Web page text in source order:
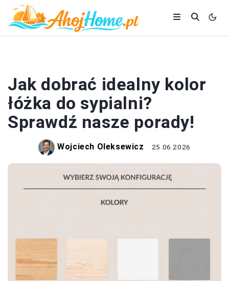
Jak dobrać idealny kolor
łóżka do sypialni?
Sprawdź nasze porady!
Wojciech Oleksewicz 25.06.2026